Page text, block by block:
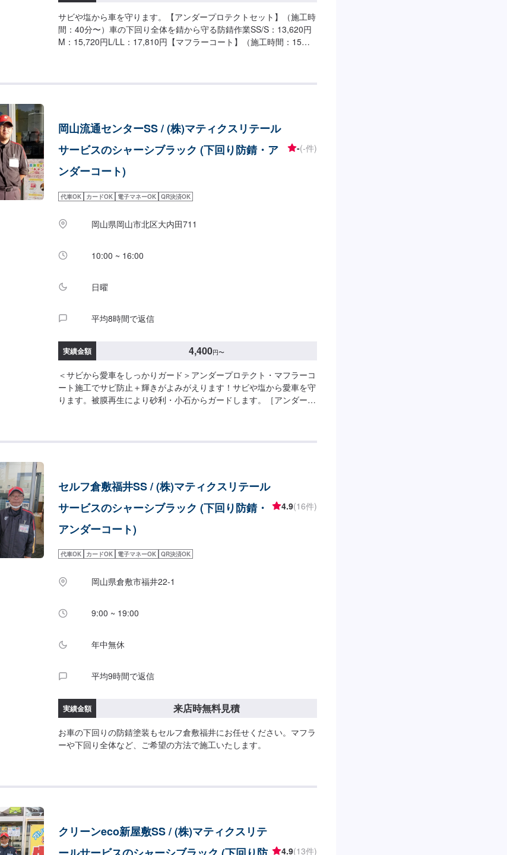
サビや塩から車を守ります。【アンダープロテクトセット】（施工時
間：40分〜）車の下回り全体を錆から守る防錆作業SS/S：13,620円
M：15,720円L/LL：17,810円【マフラーコート】（施工時間：15
岡山流通センターSS / (株)マティクスリテール
サービスのシャーシブラック (下回り防錆・ア
ンダーコート)
-(-件)
代車OK カードOK 電子マネーOK QR決済OK
岡山県岡山市北区大内田711
10:00 ~ 16:00
日曜
平均8時間で返信
実績金額 4,400円〜
＜サビから愛車をしっかりガード＞アンダープロテクト・マフラーコ
ート施工でサビ防止＋輝きがよみがえります！サビや塩から愛車を守
ります。被膜再生により砂利・小石からガードします。［アンダープ
セルフ倉敷福井SS / (株)マティクスリテール
サービスのシャーシブラック (下回り防錆・
アンダーコート)
4.9(16件)
代車OK カードOK 電子マネーOK QR決済OK
岡山県倉敷市福井22-1
9:00 ~ 19:00
年中無休
平均9時間で返信
実績金額 来店時無料見積
お車の下回りの防錆塗装もセルフ倉敷福井にお任せください。マフラ
ーや下回り全体など、ご希望の方法で施工いたします。
クリーンeco新屋敷SS / (株)マティクスリテ
4.9(13件)